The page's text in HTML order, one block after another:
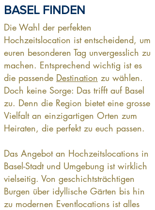
BASEL FINDEN
Die Wahl der perfekten
Hochzeitslocation ist entscheidend, um
euren besonderen Tag unvergesslich zu
machen. Entsprechend wichtig ist es
die passende Destination zu wählen.
Doch keine Sorge: Das trifft auf Basel
zu. Denn die Region bietet eine grosse
Vielfalt an einzigartigen Orten zum
Heiraten, die perfekt zu euch passen.
Das Angebot an Hochzeitslocations in
Basel-Stadt und Umgebung ist wirklich
vielseitig. Von geschichtsträchtigen
Burgen über idyllische Gärten bis hin
zu modernen Eventlocations ist alles